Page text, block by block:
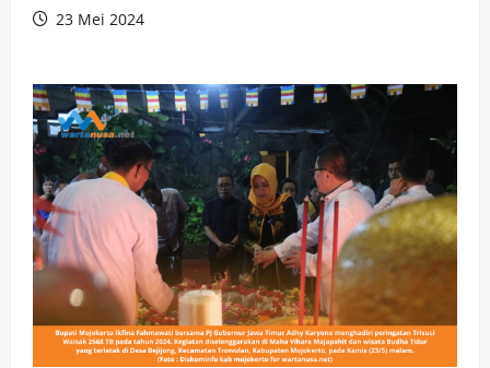
23 Mei 2024